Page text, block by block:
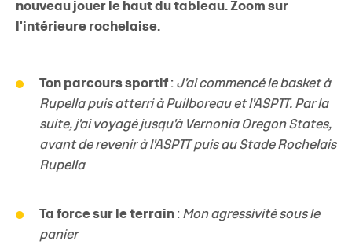
nouveau jouer le haut du tableau. Zoom sur
l'intérieure rochelaise.
Ton parcours sportif: J'ai commencé le basket à
Rupella puis atterri à Puilboreau et l'ASPTT. Par la
suite, j'ai voyagé jusqu'à Vernonia Oregon States,
avant de revenir à l'ASPTT puis au Stade Rochelais
Rupella
Ta force sur le terrain : Mon agressivité sous le
panier